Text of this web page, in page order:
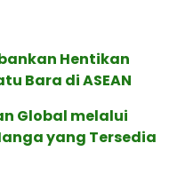
Hentikan
Bara di ASEAN
Global melalui
yang Tersedia